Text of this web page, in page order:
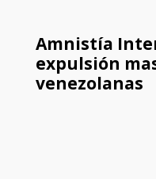
Amnistía
expulsión
venezolanas